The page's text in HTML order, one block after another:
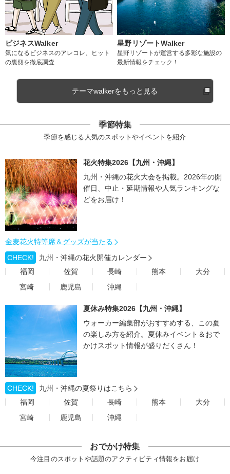
ビジネスWalker
気になるビジネスのアレコレ、ヒット
の裏側を徹底調査
星野リゾートWalker
星野リゾートが運営する多彩な施設の
最新情報をチェック！
テーマwalkerをもっと見る
季節特集
季節を感じる人気のスポットやイベントを紹介
花火特集2026【九州・沖縄】
九州・沖縄の花火大会を掲載。2026年の開
催日、中止・延期情報や人気ランキングな
どをお届け！
金麦花火特等席＆グッズが当たる
CHECK!
九州・沖縄の花火開催カレンダー
福岡
佐賀 長崎 熊本
大分
宮崎
鹿児島 沖縄
夏休み特集2026【九州・沖縄】
ウォーカー編集部がおすすめする、この夏
の楽しみ方を紹介。夏休みイベント＆おで
かけスポット情報が盛りだくさん！
CHECK!
九州・沖縄の夏祭りはこちら
福岡
佐賀 長崎 熊本
大分
宮崎
鹿児島 沖縄
おでかけ特集
今注目のスポットや話題のアクティビティ情報をお届け